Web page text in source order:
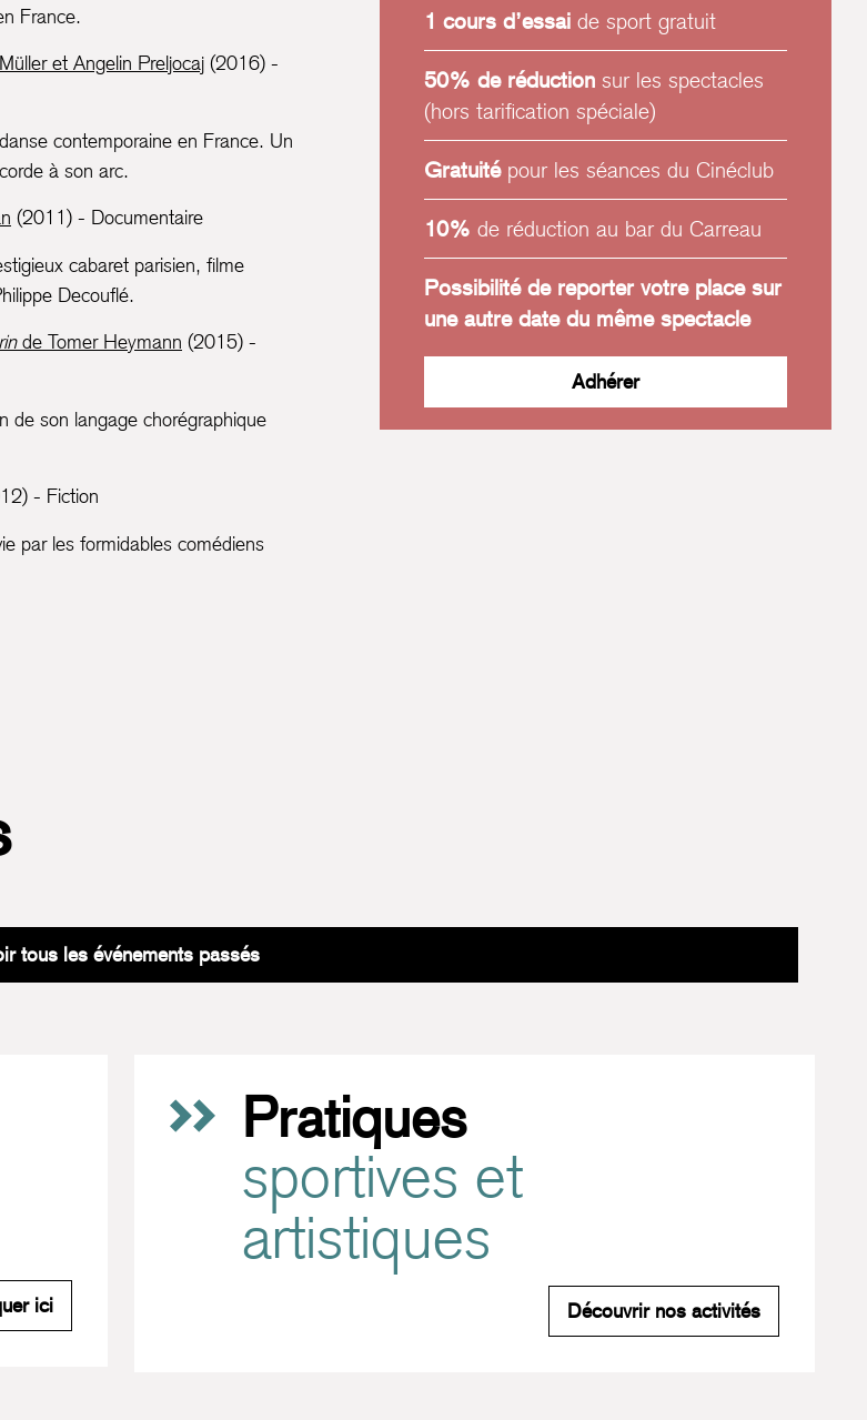
France.
et Angelin Preljocaj (2016) -
contemporaine en France. Un
à son arc.
(2011) - Documentaire
cabaret parisien, filme
Decouflé.
de Tomer Heymann (2015) -
de son langage chorégraphique
- Fiction
par les formidables comédiens
1 cours d’essaide sport gratuit
50% de réductionsur les spectacles
(hors tarification spéciale)
Gratuitépour les séances du Cinéclub
10% de réduction au bar du Carreau
Possibilité de reporter votre place sur
une autre date du même spectacle
Adhérer
tous les événements passés
iciM'inscrire à la newsletter du Carreau
Pratiques
sportives et
artistiques
Découvrir nos activitésPratiques